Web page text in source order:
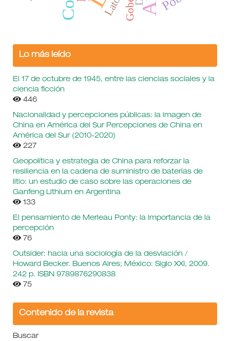
Lo más leído
El 17 de octubre de 1945, entre las ciencias sociales y la
ciencia ficción
446
Nacionalidad y percepciones públicas: la imagen de
China en América del Sur Percepciones de China en
América del Sur (2010-2020)
227
Geopolítica y estrategia de China para reforzar la
resiliencia en la cadena de suministro de baterías de
litio: un estudio de caso sobre las operaciones de
Ganfeng Lithium en Argentina
133
El pensamiento de Merleau Ponty: la importancia de la
percepción
76
Outsider: hacia una sociología de la desviación /
Howard Becker. Buenos Aires; México: Siglo XXI, 2009.
242 p. ISBN 9789876290838
75
Contenido de la revista
Buscar